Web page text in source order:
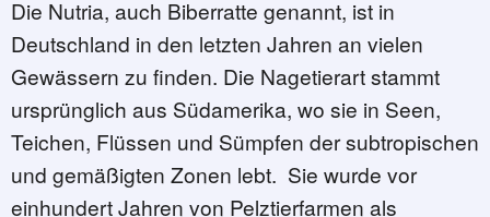
30 Geschichten zu 30 Jahren FUN
32 - Mit Krokussen (ver)-spekuliert …
31 - Kleiner Kater - große Wirkung
30 - Der Garten – meine Aufgabe
29 - Die Macht der Inspiration oder
28 - Ein Verhängnisvoller Anruf
27 - Von der Mergelkuhle zum FUN
Die Nutria, auch Biberratte genannt, ist in
Deutschland in den letzten Jahren an vielen
Gewässern zu finden. Die Nagetierart stammt
ursprünglich aus Südamerika, wo sie in Seen,
Teichen, Flüssen und Sümpfen der subtropischen
und gemäßigten Zonen lebt. Sie wurde vor
einhundert Jahren von Pelztierfarmen als